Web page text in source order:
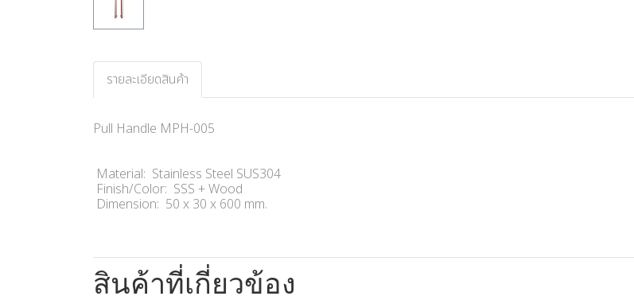
รายละเอียดสินค้า
Pull Handle MPH-005
Material: Stainless Steel SUS304
Finish/Color: SSS + Wood
Dimension: 50 x 30 x 600 mm.
สินค้าที่เกี่ยวข้อง